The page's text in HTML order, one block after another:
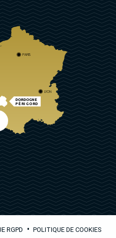
DORDOGNE
PÉRIGORD
PARIS
LYON
RGPD • POLITIQUE DE COOKIES